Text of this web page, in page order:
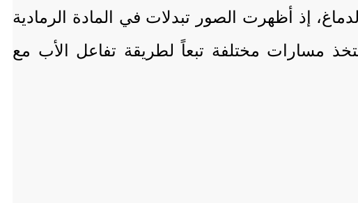
إذ أظهرت الصور تبدلات في المادة الرمادية
مسارات مختلفة تبعاً لطريقة تفاعل الأب مع